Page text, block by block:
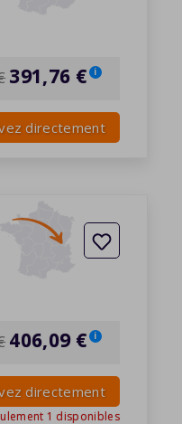
391,76 € i
directement
406,09 € i
directement
1 disponibles